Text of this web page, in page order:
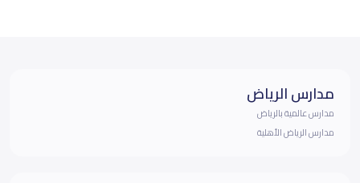
مدارس الرياض
مدارس عالمية بالرياض
مدارس الرياض الأهلية